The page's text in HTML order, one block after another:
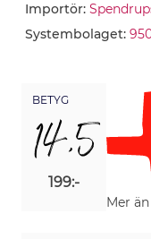
Importör:
Systembolaget:
BETYG
14,5
199:-
Mer